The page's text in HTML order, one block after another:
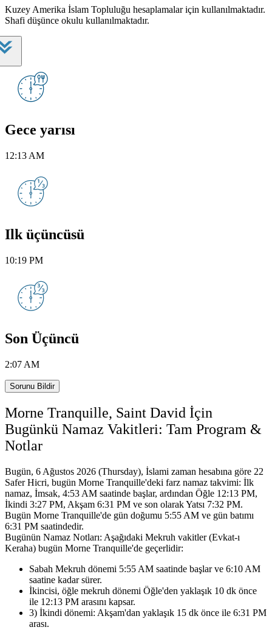
Kuzey Amerika İslam Topluluğu hesaplamalar için kullanılmaktadır.
Shafi düşünce okulu kullanılmaktadır.
Gece yarısı
12:13 AM
Ilk üçüncüsü
10:19 PM
Son Üçüncü
2:07 AM
Sorunu Bildir
Morne Tranquille, Saint David İçin
Bugünkü Namaz Vakitleri: Tam Program &
Notlar
Bugün, 6 Ağustos 2026 (Thursday), İslami zaman hesabına göre 22
Safer Hicri, bugün Morne Tranquille'deki farz namaz takvimi: İlk
namaz, İmsak, 4:53 AM saatinde başlar, ardından Öğle 12:13 PM,
İkindi 3:27 PM, Akşam 6:31 PM ve son olarak Yatsı 7:32 PM.
Bugün Morne Tranquille'de gün doğumu 5:55 AM ve gün batımı
6:31 PM saatindedir.
Bugünün Namaz Notları: Aşağıdaki Mekruh vakitler (Evkat-ı
Keraha) bugün Morne Tranquille'de geçerlidir:
Sabah Mekruh dönemi 5:55 AM saatinde başlar ve 6:10 AM
saatine kadar sürer.
İkincisi, öğle mekruh dönemi Öğle'den yaklaşık 10 dk önce
ile 12:13 PM arasını kapsar.
3) İkindi dönemi: Akşam'dan yaklaşık 15 dk önce ile 6:31 PM
arası.